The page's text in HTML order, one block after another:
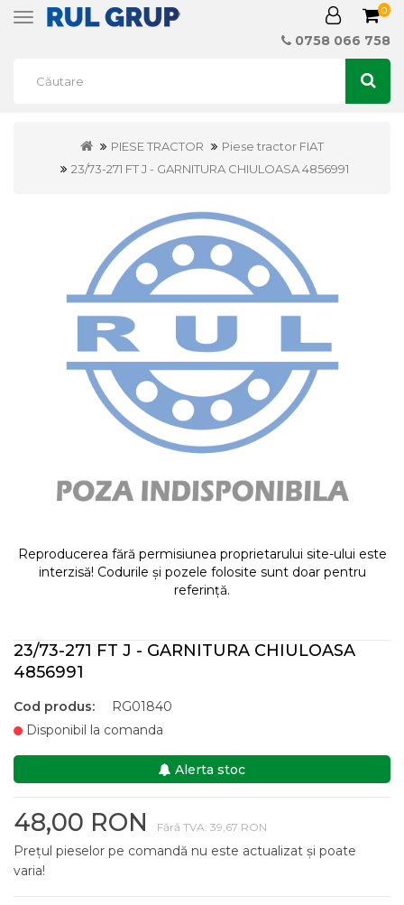
Toggle
0
0758 066 758
PIESE TRACTOR
Piese tractor FIAT
23/73-271 FT J - GARNITURA CHIULOASA 4856991
Reproducerea fără permisiunea proprietarului site-ului este
interzisă! Codurile și pozele folosite sunt doar pentru
referință.
23/73-271 FT J - GARNITURA CHIULOASA
4856991
Cod produs:
RG01840
Disponibil la comanda
Alerta stoc
48,00 RON Fără TVA: 39,67 RON
Prețul pieselor pe comandă nu este actualizat și poate
varia!